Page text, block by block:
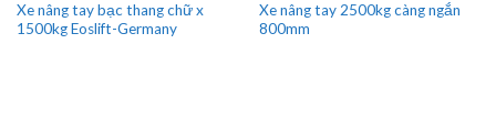
Xe nâng tay bạc thang chữ x
1500kg Eoslift-Germany
Xe nâng tay 2500kg càng ngắn
800mm